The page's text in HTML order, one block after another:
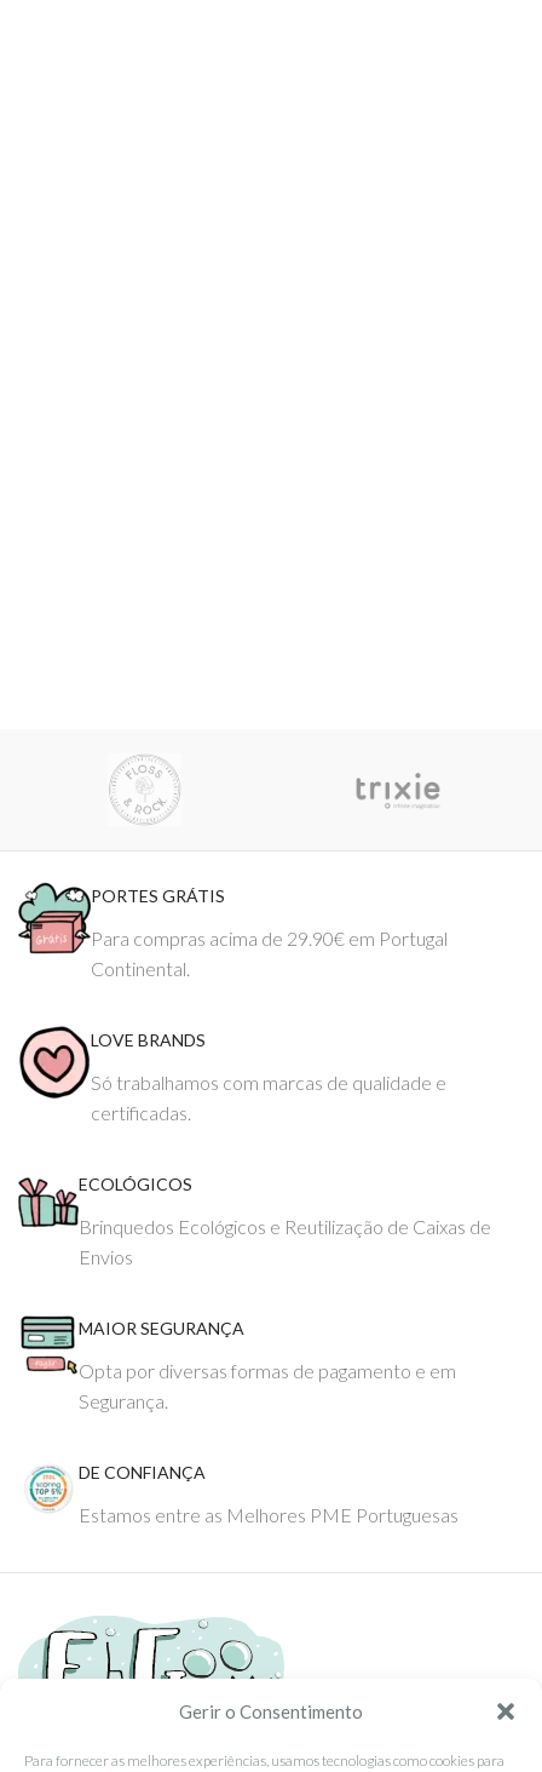
Gerir o Consentimento
Para fornecer as melhores experiências, usamos tecnologias como cookies para
PORTES GRÁTIS
Para compras acima de 29.90€ em Portugal
Continental.
LOVE BRANDS
Só trabalhamos com marcas de qualidade e
certificadas.
ECOLÓGICOS
Brinquedos Ecológicos e Reutilização de Caixas de
Envios
MAIOR SEGURANÇA
Opta por diversas formas de pagamento e em
Segurança.
DE CONFIANÇA
Estamos entre as Melhores PME Portuguesas